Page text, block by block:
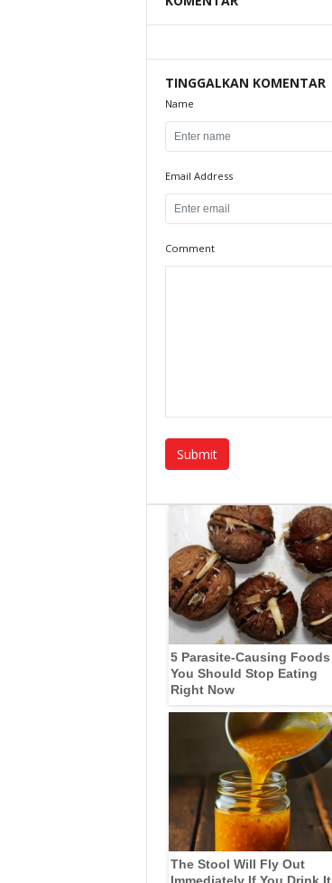
TINGGALKAN KOMENTAR
Name
Email Address
Comment
5 Parasite-Causing Foods
You Should Stop Eating
Right Now
The Stool Will Fly Out
Immediately If You Drink It